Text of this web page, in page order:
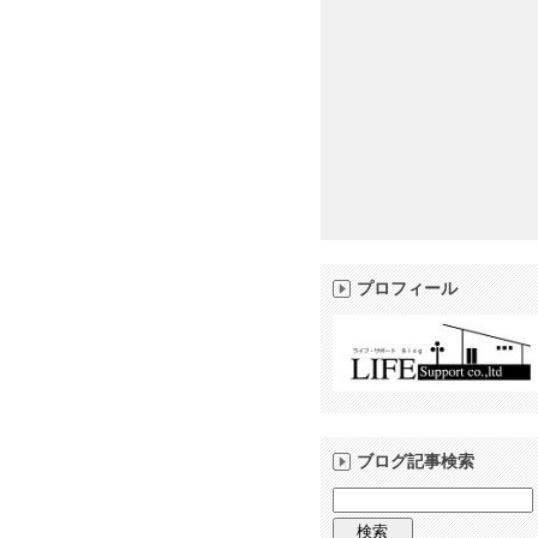
プロフィール
ブログ記事検索